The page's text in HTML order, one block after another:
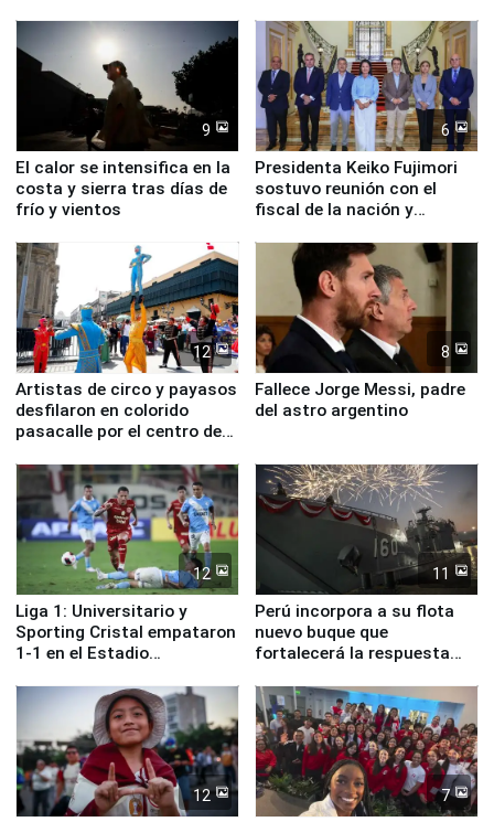
9
El calor se intensifica en la
costa y sierra tras días de
frío y vientos
6
Presidenta Keiko Fujimori
sostuvo reunión con el
fiscal de la nación y
12
Artistas de circo y payasos
desfilaron en colorido
pasacalle por el centro de
8
Fallece Jorge Messi, padre
del astro argentino
12
Liga 1: Universitario y
Sporting Cristal empataron
1-1 en el Estadio
11
Perú incorpora a su flota
nuevo buque que
fortalecerá la respuesta
12 7